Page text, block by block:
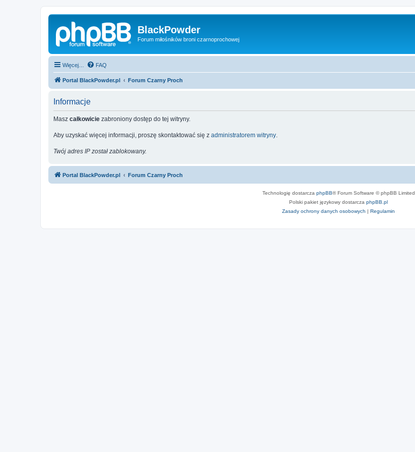
BlackPowder
Forum miłośników broni czarnoprochowej
Więcej… FAQ
Portal BlackPowder.pl Forum Czarny Proch
Informacje
Masz całkowicie zabroniony dostęp do tej witryny.
Aby uzyskać więcej informacji, proszę skontaktować się z administratorem witryny
Twój adres IP został zablokowany.
Portal BlackPowder.pl Forum Czarny Proch
Technologię dostarcza phpBB® Forum Software © phpBB Limited
Polski pakiet językowy dostarcza phpBB.pl
Zasady ochrony danych osobowych | Regulamin